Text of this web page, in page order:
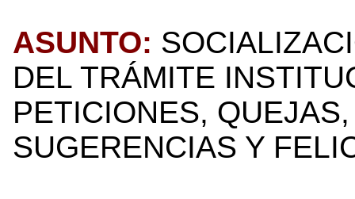
ASUNTO:
DEL TRÁMITE
PETICIONES,
SUGERENCIAS Y